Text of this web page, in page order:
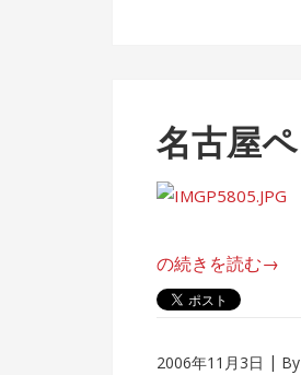
名
屋
水
族
館”
名古屋
“名
古
の続きを読む→
2006年11月3日 By